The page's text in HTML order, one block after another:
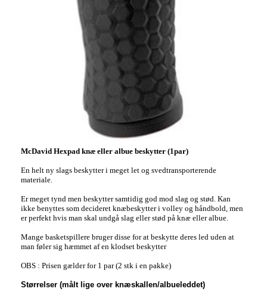
McDavid Hexpad knæ eller albue beskytter (1par)
En helt ny slags beskytter i meget let og svedtransporterende
materiale.
Er meget tynd men beskytter samtidig god mod slag og stød. Kan
ikke benyttes som decideret knæbeskytter i volley og håndbold, men
er perfekt hvis man skal undgå slag eller stød på knæ eller albue.
Mange basketspillere bruger disse for at beskytte deres led uden at
man føler sig hæmmet af en klodset beskytter
OBS : Prisen gælder for 1 par (2 stk i en pakke)
Størrelser (målt lige over knæskallen/albueleddet)